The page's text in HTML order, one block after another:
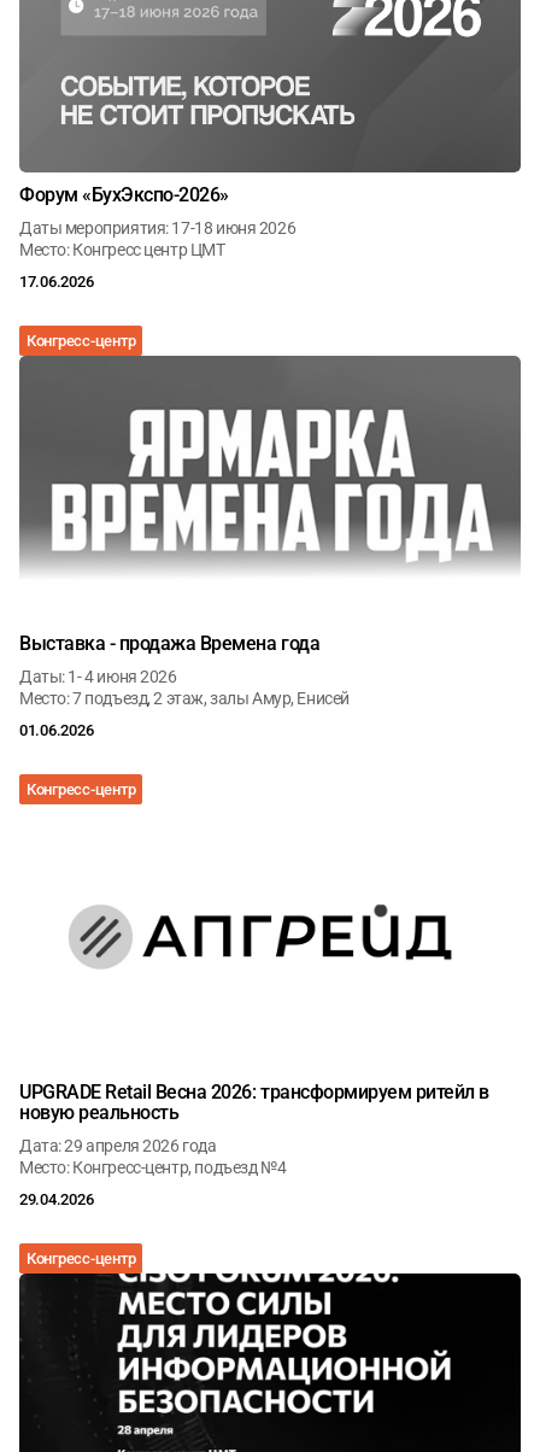
Форум «БухЭкспо‑2026»
Даты мероприятия: 17-18 июня 2026
Место: Конгресс центр ЦМТ
17.06.2026
Конгресс-центр
Выставка - продажа Времена года
Даты: 1- 4 июня 2026
Место: 7 подъезд, 2 этаж, залы Амур, Енисей
01.06.2026
Конгресс-центр
UPGRADE Retail Весна 2026: трансформируем ритейл в
новую реальность
Дата: 29 апреля 2026 года
Место: Конгресс-центр, подъезд №4
29.04.2026
Конгресс-центр